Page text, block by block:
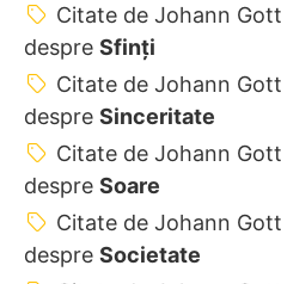
Citate de Johann
despre Sfinți
Citate de Johann
despre Sinceritate
Citate de Johann
despre Soare
Citate de Johann
despre Societate